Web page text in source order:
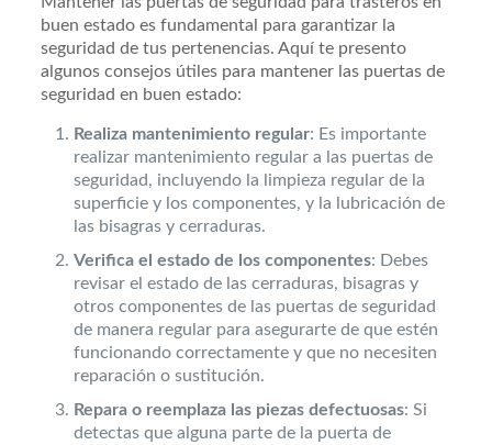
buen estado es fundamental para garantizar la
seguridad de tus pertenencias. Aquí te presento
algunos consejos útiles para mantener las puertas de
seguridad en buen estado:
Realiza mantenimiento regular: Es importante
realizar mantenimiento regular a las puertas de
seguridad, incluyendo la limpieza regular de la
superficie y los componentes, y la lubricación de
las bisagras y cerraduras.
Verifica el estado de los componentes: Debes
revisar el estado de las cerraduras, bisagras y
otros componentes de las puertas de seguridad
de manera regular para asegurarte de que estén
funcionando correctamente y que no necesiten
reparación o sustitución.
Repara o reemplaza las piezas defectuosas: Si
detectas que alguna parte de la puerta de